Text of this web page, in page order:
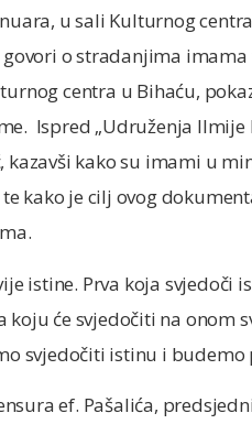
u sali Kulturnog
o stradanjima
centra u Bihaću,
Ispred „Udruženja
kazavši kako su imami u
kako je cilj ovog
istine. Prva koja svjedoči
će svjedočiti na onom
svjedočiti istinu i budemo
ef. Pašalića,